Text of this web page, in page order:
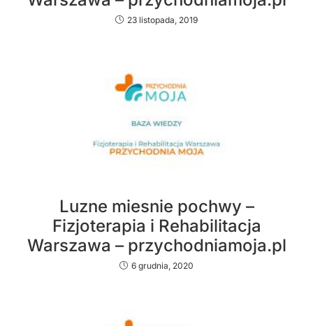
23 listopada, 2019
Luzne miesnie pochwy –
Fizjoterapia i Rehabilitacja
Warszawa – przychodniamoja.pl
6 grudnia, 2020